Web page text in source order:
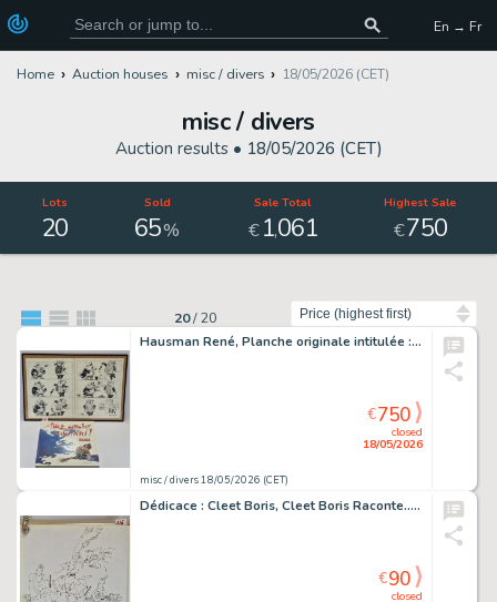
En → Fr
Home Auction houses misc / divers 18/05/2026 (CET)
misc / divers
Auction results • 18/05/2026 (CET)
Lots
20
Sold
65%
Sale Total
€ 1,061
Highest Sale
€750
20/20
Hausman René, Planche originale intitulée : "Faux et usage de faux…
misc / divers 18/05/2026 (CET)
closed
18/05/2026
€750
Dédicace : Cleet Boris, Cleet Boris Raconte... E.O. avec dédicace
closed
€90